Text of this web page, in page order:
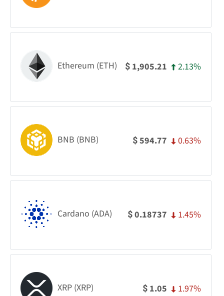
Ethereum (ETH) $ 1,905.21 2.13%
BNB (BNB) $594.77 0.63%
Cardano (ADA) $0.18737 1.45%
XRP (XRP) $ 1.05 1.97%